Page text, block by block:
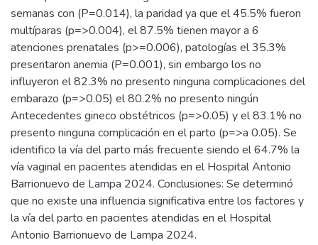
semanas con (P=0.014), la paridad ya que el 45.5% fueron
multíparas (p=>0.004), el 87.5% tienen mayor a 6
atenciones prenatales (p>=0.006), patologías el 35.3%
presentaron anemia (P=0.001), sin embargo los no
influyeron el 82.3% no presento ninguna complicaciones del
embarazo (p=>0.05) el 80.2% no presento ningún
Antecedentes gineco obstétricos (p=>0.05) y el 83.1% no
presento ninguna complicación en el parto (p=>a 0.05). Se
identifico la vía del parto más frecuente siendo el 64.7% la
vía vaginal en pacientes atendidas en el Hospital Antonio
Barrionuevo de Lampa 2024. Conclusiones: Se determinó
que no existe una influencia significativa entre los factores y
la vía del parto en pacientes atendidas en el Hospital
Antonio Barrionuevo de Lampa 2024.